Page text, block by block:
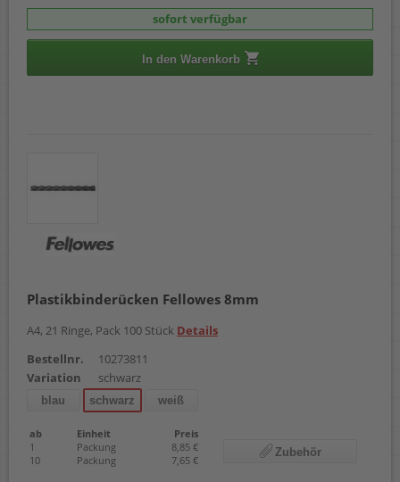
sofort verfügbar
In den Warenkorb
Plastikbinderücken Fellowes 8mm
A4, 21 Ringe, Pack 100 Stück Details
Bestellnr.
10273811
Variation
schwarz
blau schwarz weiß
ab Einheit
Preis
1
Packung
8,85 €
10
Packung 7,65 €
Zubehör